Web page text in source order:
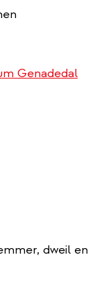
Genadedal
dweil en